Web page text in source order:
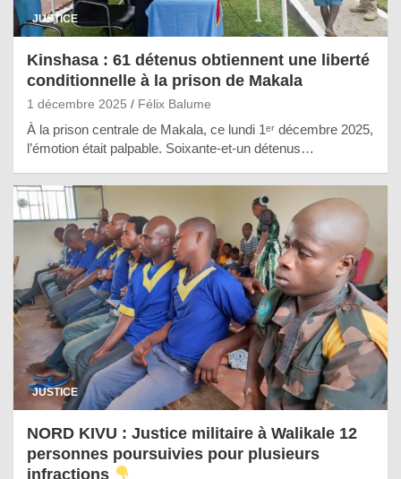
JUSTICE
Kinshasa : 61 détenus obtiennent une liberté
conditionnelle à la prison de Makala
1 décembre 2025 Félix Balume
À la prison centrale de Makala, ce lundi 1ᵉʳ décembre 2025,
l’émotion était palpable. Soixante-et-un détenus…
JUSTICE
NORD KIVU : Justice militaire à Walikale 12
personnes poursuivies pour plusieurs
infractions